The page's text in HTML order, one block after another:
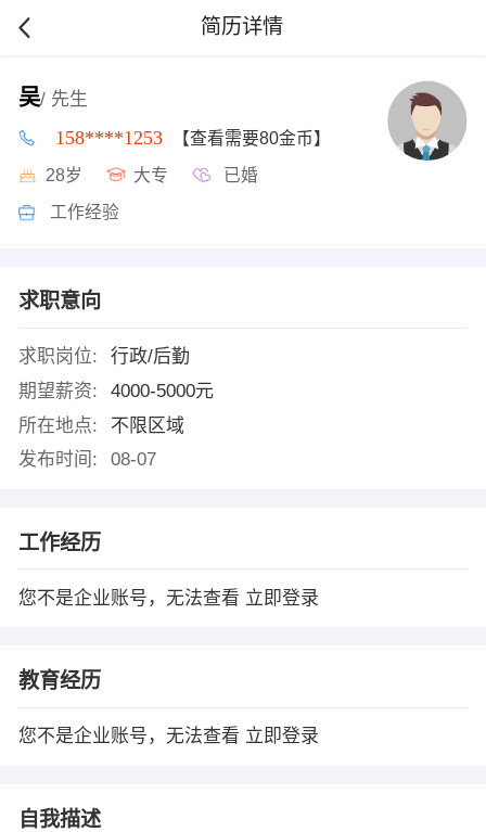
简历详情
吴/ 先生
158****1253 【查看需要80金币】
28岁 大专 已婚
工作经验
求职意向
求职岗位:
行政/后勤
期望薪资:
4000-5000元
所在地点:
不限区域
发布时间:
08-07
工作经历
您不是企业账号，无法查看 立即登录
教育经历
您不是企业账号，无法查看 立即登录
自我描述